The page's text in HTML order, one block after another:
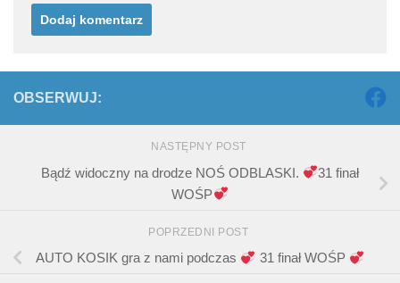
OBSERWUJ:
NASTĘPNY POST
Bądź widoczny na drodze NOŚ ODBLASKI.
31 finał
WOŚP
POPRZEDNI POST
AUTO KOSIK gra z nami podczas 31 finał WOŚP